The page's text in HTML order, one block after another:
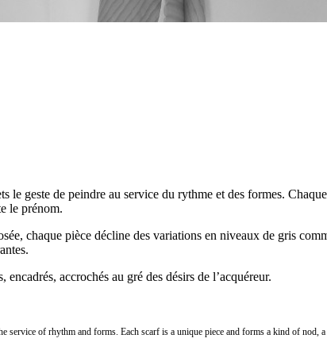
le geste de peindre au service du rythme et des formes.
le prénom.
chaque pièce décline des variations en niveaux de gris
accrochés au gré des désirs de l’acquéreur.
of rhythm and forms. Each scarf is a unique piece and forms a kind of nod,